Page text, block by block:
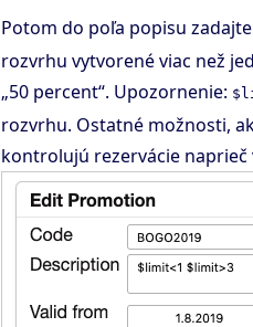
Potom do poľa popisu zadajte
rozvrhu vytvorené viac než
„50 percent“. Upozornenie:
rozvrhu. Ostatné možnosti,
kontrolujú rezervácie